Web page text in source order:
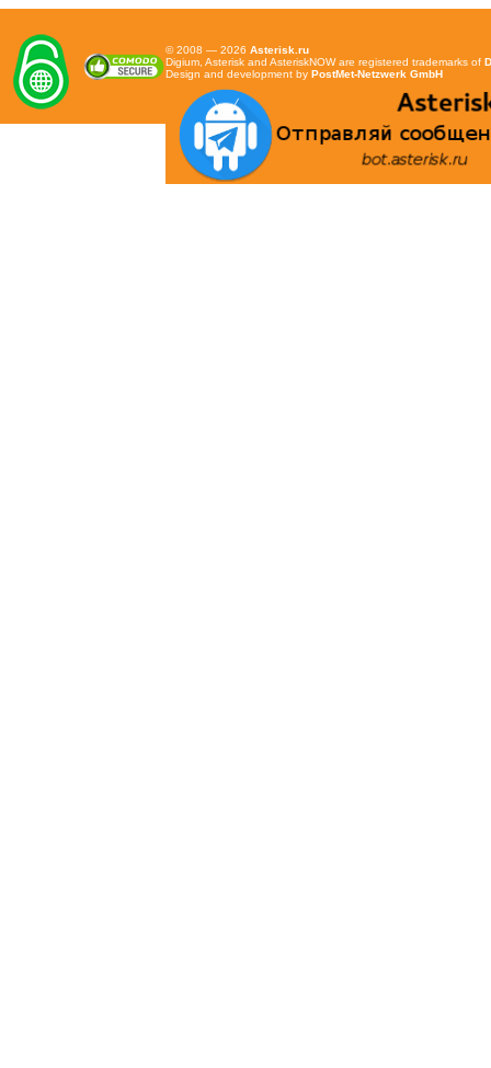
© 2008 — 2026 Asterisk.ru
Digium, Asterisk and AsteriskNOW are registered trademarks of
Design and development by PostMet-Netzwerk GmbH